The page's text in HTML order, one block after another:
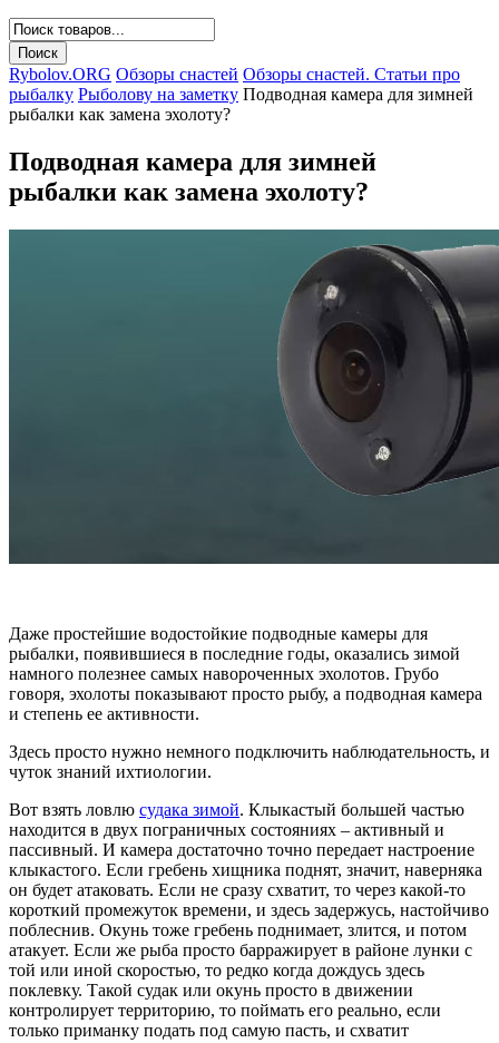
Rybolov.ORG Обзоры снастей Обзоры снастей. Статьи про
рыбалку Рыболову на заметку Подводная камера для зимней
рыбалки как замена эхолоту?
Подводная камера для зимней
рыбалки как замена эхолоту?
Даже простейшие водостойкие подводные камеры для
рыбалки, появившиеся в последние годы, оказались зимой
намного полезнее самых навороченных эхолотов. Грубо
говоря, эхолоты показывают просто рыбу, а подводная камера
и степень ее активности.
Здесь просто нужно немного подключить наблюдательность, и
чуток знаний ихтиологии.
Вот взять ловлю судака зимой. Клыкастый большей частью
находится в двух пограничных состояниях – активный и
пассивный. И камера достаточно точно передает настроение
клыкастого. Если гребень хищника поднят, значит, наверняка
он будет атаковать. Если не сразу схватит, то через какой-то
короткий промежуток времени, и здесь задержусь, настойчиво
поблеснив. Окунь тоже гребень поднимает, злится, и потом
атакует. Если же рыба просто барражирует в районе лунки с
той или иной скоростью, то редко когда дождусь здесь
поклевку. Такой судак или окунь просто в движении
контролирует территорию, то поймать его реально, если
только приманку подать под самую пасть, и схватит